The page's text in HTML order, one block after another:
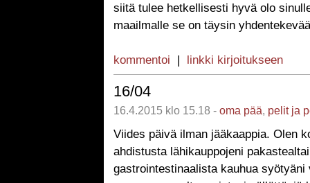
siitä tulee hetkellisesti hyvä olo
maailmalle se on täysin
kommentoi | linkki kirjoitukseen
16/04
16.4.2015 klo 15.18 - oma pää, pelit ja
Viides päivä ilman jääkaappia. Olen
ahdistusta lähikauppojeni
gastrointestinaalista kauhua